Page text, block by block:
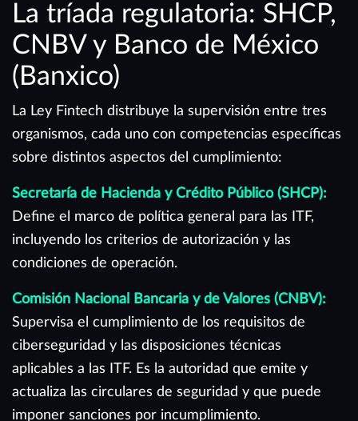
La tríada regulatoria: SHCP,
CNBV y Banco de México
(Banxico)
La Ley Fintech distribuye la supervisión entre tres
organismos, cada uno con competencias específicas
sobre distintos aspectos del cumplimiento:
Secretaría de Hacienda y Crédito Público (SHCP):
Define el marco de política general para las ITF,
incluyendo los criterios de autorización y las
condiciones de operación.
Comisión Nacional Bancaria y de Valores (CNBV):
Supervisa el cumplimiento de los requisitos de
ciberseguridad y las disposiciones técnicas
aplicables a las ITF. Es la autoridad que emite y
actualiza las circulares de seguridad y que puede
imponer sanciones por incumplimiento.